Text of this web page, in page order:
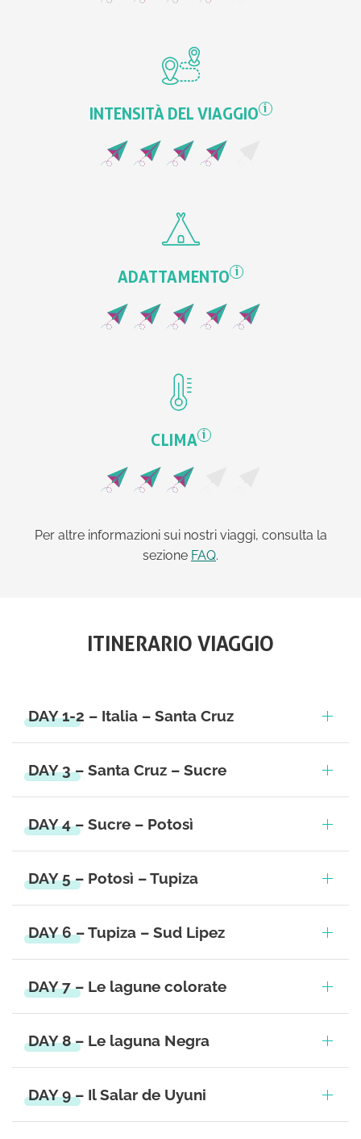
INTENSITÀ DEL VIAGGIO i
ADATTAMENTO i
CLIMA i
Per altre informazioni sui nostri viaggi, consulta la
sezione FAQ.
ITINERARIO VIAGGIO
DAY 1-2 – Italia – Santa Cruz
DAY 3 – Santa Cruz – Sucre
DAY 4 – Sucre – Potosì
DAY 5 – Potosì – Tupiza
DAY 6 – Tupiza – Sud Lipez
DAY 7 – Le lagune colorate
DAY 8 – Le laguna Negra
DAY 9 – Il Salar de Uyuni